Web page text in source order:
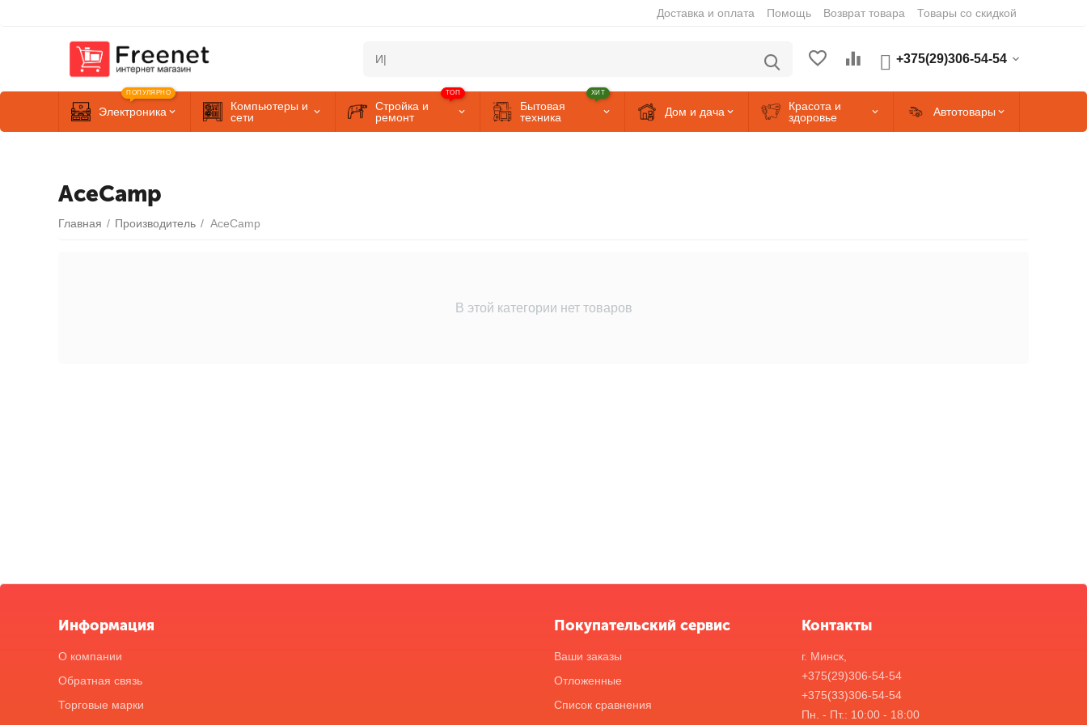
Доставка и оплата Помощь Возврат товара Товары со скидкой
+375(29)306-54-54
Электроника
ПОПУЛЯРНО
Компьютеры и
сети
Стройка и
ремонт
ТОП
Бытовая
техника
ХИТ
Дом и дача
Красота и
здоровье
Автотовары
AceCamp
Главная / Производитель / AceCamp
В этой категории нет товаров
Информация
О компании
Обратная связь
Торговые марки
Покупательский сервис
Ваши заказы
Отложенные
Список сравнения
Контакты
г. Минск,
+375(29)306-54-54
+375(33)306-54-54
Пн. - Пт.: 10:00 - 18:00